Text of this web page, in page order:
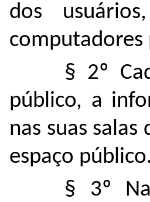
dos
computadores
§ 2º
público, a
nas suas
espaço
§ 3º